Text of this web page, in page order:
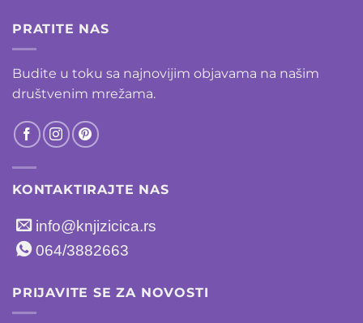
PRATITE NAS
Budite u toku sa najnovijim objavama na našim
društvenim mrežama.
KONTAKTIRAJTE NAS
info@knjizicica.rs
064/3882663
PRIJAVITE SE ZA NOVOSTI